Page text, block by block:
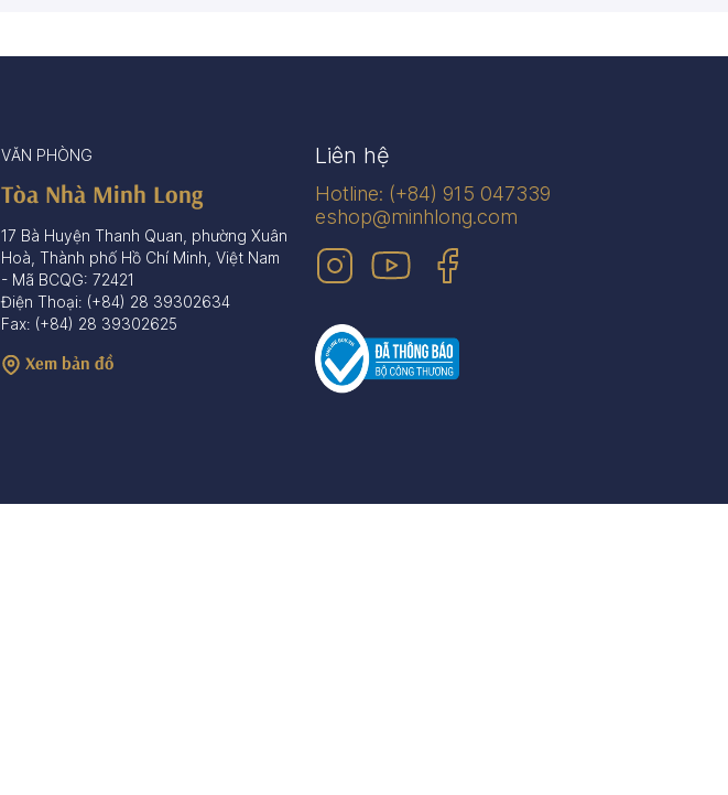
VĂN PHÒNG
Tòa Nhà Minh Long
17 Bà Huyện Thanh Quan, phường Xuân
Hoà, Thành phố Hồ Chí Minh, Việt Nam
- Mã BCQG: 72421
Điện Thoại: (+84) 28 39302634
Fax: (+84) 28 39302625
Xem bản đồ
Liên hệ
Hotline: (+84) 915 047339
eshop@minhlong.com